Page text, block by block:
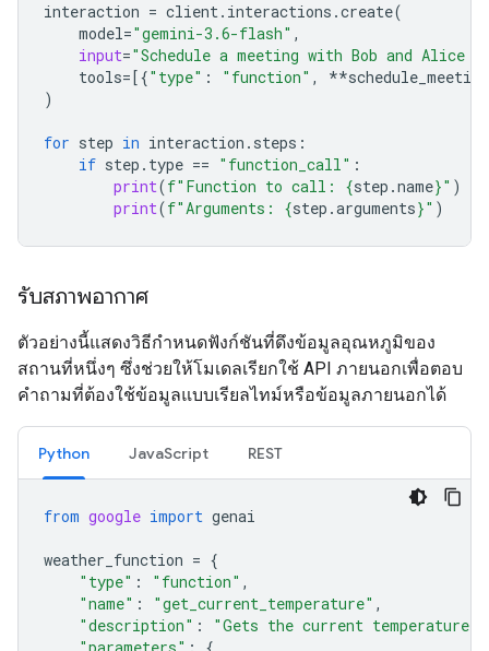
interaction = client. interactions .create(
model="gemini-3.6-flash" ,
input="Schedule a meeting with Bob and Alice
tools=[{"type" : "function" , **
)
for step in interaction . steps :
if step . type == "function_call" :
print(f"Function to call: {step .name}" )
print(f"Arguments: {step .arguments}" )
รับสภาพอากาศ
ตัวอย่างนี้แสดงวิธีกำหนดฟังก์ชันที่ดึงข้อมูลอุณหภูมิของ
สถานที่หนึ่งๆ ซึ่งช่วยให้โมเดลเรียกใช้ API ภายนอกเพื่อตอบ
คำถามที่ต้องใช้ข้อมูลแบบเรียลไทม์หรือข้อมูลภายนอกได้
Python JavaScript REST
from google import genai
weather_function = {
"type" : "function" ,
"name" : "get_current_temperature" ,
"description" :
"Gets the current